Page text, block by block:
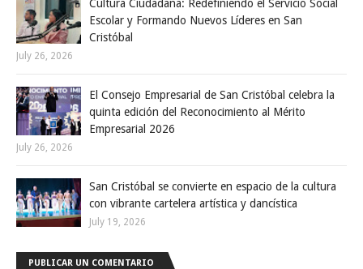
Cultura Ciudadana: Redefiniendo el Servicio Social
Escolar y Formando Nuevos Líderes en San
Cristóbal
July 26, 2026
El Consejo Empresarial de San Cristóbal celebra la
quinta edición del Reconocimiento al Mérito
Empresarial 2026
July 26, 2026
San Cristóbal se convierte en espacio de la cultura
con vibrante cartelera artística y dancística
July 19, 2026
PUBLICAR UN COMENTARIO